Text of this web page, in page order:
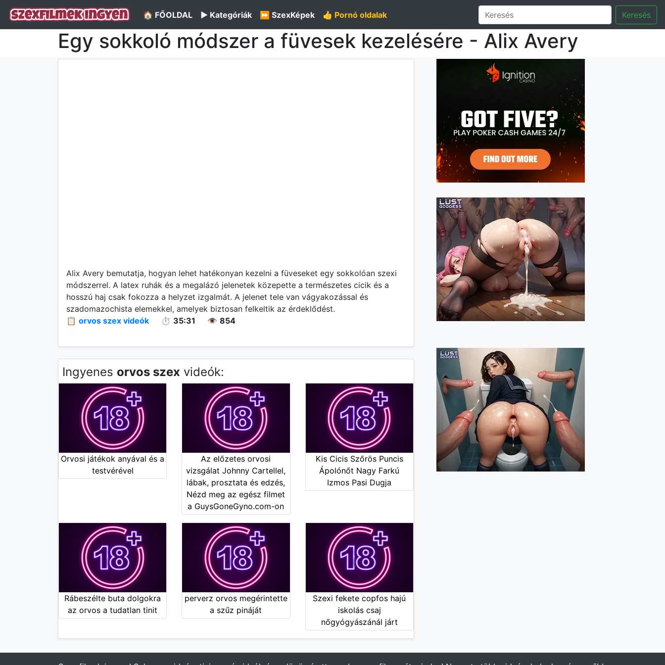
🏠 FŐOLDAL ▶️ Kategóriák ⏩ SzexKépek 👍 Pornó oldalak Keresés
Egy sokkoló módszer a füvesek kezelésére - Alix Avery
Alix Avery bemutatja, hogyan lehet hatékonyan kezelni a füveseket egy sokkolóan szexi
módszerrel. A latex ruhák és a megalázó jelenetek közepette a természetes cicik és a
hosszú haj csak fokozza a helyzet izgalmát. A jelenet tele van vágyakozással és
szadomazochista elemekkel, amelyek biztosan felkeltik az érdeklődést.
📋 orvos szex videók ⏱️ 35:31 👁️ 854
Ingyenes orvos szex videók:
Orvosi játékok anyával és a
testvérével
Az előzetes orvosi
vizsgálat Johnny Cartellel,
lábak, prosztata és edzés,
Nézd meg az egész filmet
a GuysGoneGyno.com-on
Kis Cicis Szőrös Puncis
Ápolónőt Nagy Farkú
Izmos Pasi Dugja
Rábeszélte buta dolgokra
az orvos a tudatlan tinit
perverz orvos megérintette
a szűz pináját
Szexi fekete copfos hajú
iskolás csaj
nőgyógyászánál járt